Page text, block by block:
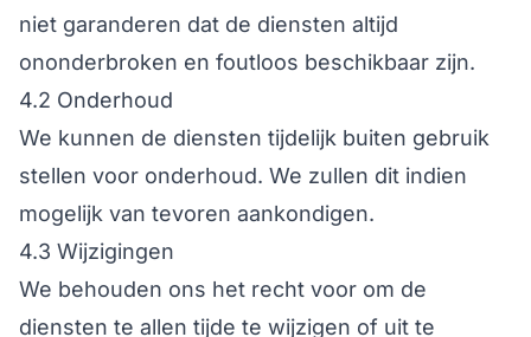
niet garanderen dat de diensten altijd
ononderbroken en foutloos beschikbaar zijn.
4.2 Onderhoud
We kunnen de diensten tijdelijk buiten gebruik
stellen voor onderhoud. We zullen dit indien
mogelijk van tevoren aankondigen.
4.3 Wijzigingen
We behouden ons het recht voor om de
diensten te allen tijde te wijzigen of uit te